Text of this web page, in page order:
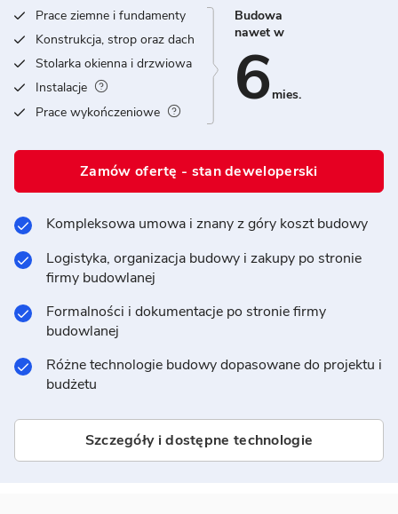
Prace ziemne i fundamenty
Konstrukcja, strop oraz dach
Stolarka okienna i drzwiowa
Instalacje
Prace wykończeniowe
Budowa
nawet w
6 mies.
Zamów ofertę - stan deweloperski
Kompleksowa umowa i znany z góry koszt budowy
Logistyka, organizacja budowy i zakupy po stronie
firmy budowlanej
Formalności i dokumentacje po stronie firmy
budowlanej
Różne technologie budowy dopasowane do projektu i
budżetu
Szczegóły i dostępne technologie